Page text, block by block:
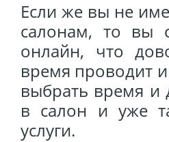
Если же вы не
салонам, то вы
онлайн, что
время проводит
выбрать время и
в салон и уже
услуги.